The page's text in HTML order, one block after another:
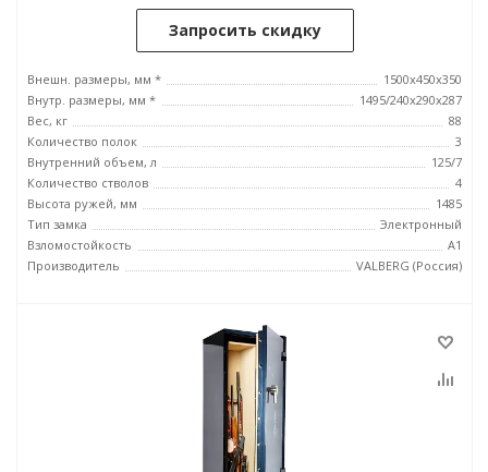
Запросить скидку
Внешн. размеры, мм *
1500x450x350
Внутр. размеры, мм *
1495/240х290х287
Вес, кг
88
Количество полок
3
Внутренний объем, л
125/7
Количество стволов
4
Высота ружей, мм
1485
Тип замка
Электронный
Взломостойкость
А1
Производитель
VALBERG (Россия)